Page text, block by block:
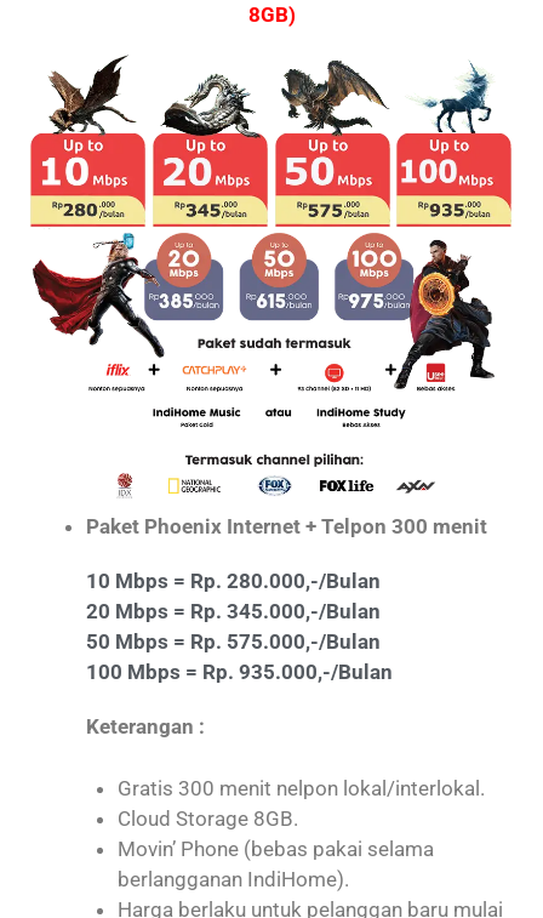
8GB)
Paket Phoenix Internet + Telpon 300 menit
10 Mbps = Rp. 280.000,-/Bulan
20 Mbps = Rp. 345.000,-/Bulan
50 Mbps = Rp. 575.000,-/Bulan
100 Mbps = Rp. 935.000,-/Bulan
Keterangan :
Gratis 300 menit nelpon lokal/interlokal.
Cloud Storage 8GB.
Movin’ Phone (bebas pakai selama
berlangganan IndiHome).
Harga berlaku untuk pelanggan baru mulai